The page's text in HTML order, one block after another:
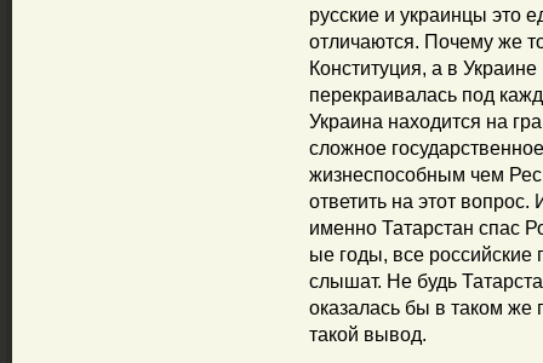
русские и украинцы это
отличаются. Почему же
Конституция, а в
перекраивалась под
Украина находится на
сложное
жизнеспособным чем
ответить на этот
именно Татарстан спас
ые годы, все российские
слышат. Не будь
оказалась бы в таком
такой вывод.